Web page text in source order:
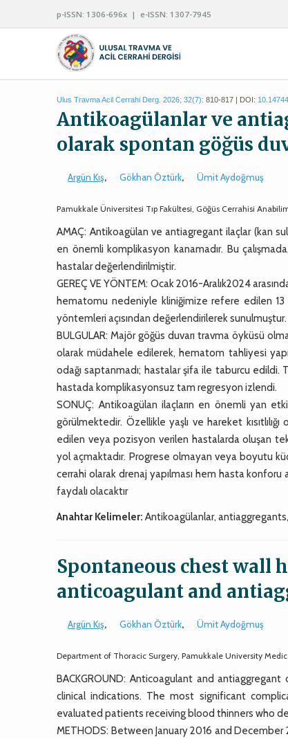
p-ISSN: 1306-696x | e-ISSN: 1307-7945
Ulus Travma Acil Cerrahi Derg. 2026; 32(7): 810-817 | DOI:
Antikoagülanlar ve
olarak spontan göğüs
Argün Kış, Gökhan Öztürk, Ümit Aydoğmuş
Pamukkale Üniversitesi Tıp Fakültesi, Göğüs Cerrahisi
AMAÇ: Antikoagülan ve antiagregant ilaçlar (kan
en önemli komplikasyon kanamadır. Bu
hastalar değerlendirilmiştir.
GEREÇ VE YÖNTEM: Ocak 2016-Aralık2024
hematomu nedeniyle kliniğimize refere edilen
yöntemleri açısından değerlendirilerek sunulmuştur.
BULGULAR: Majör göğüs duvarı travma öyküsü
olarak müdahele edilerek, hematom tahliyesi
odağı saptanmadı; hastalar şifa ile taburcu
hastada komplikasyonsuz tam regresyon izlendi.
SONUÇ: Antikoagülan ilaçların en önemli yan
görülmektedir. Özellikle yaşlı ve hareket
edilen veya pozisyon verilen hastalarda oluşan
yol açmaktadır. Progrese olmayan veya boyutu
cerrahi olarak drenaj yapılması hem hasta
faydalı olacaktır
Anahtar Kelimeler: Antikoagülanlar,
Spontaneous chest wall
anticoagulant and
Argün Kış, Gökhan Öztürk, Ümit Aydoğmuş
Department of Thoracic Surgery, Pamukkale University
BACKGROUND: Anticoagulant and
clinical indications. The most significant
evaluated patients receiving blood thinners who
METHODS: Between January 2016 and